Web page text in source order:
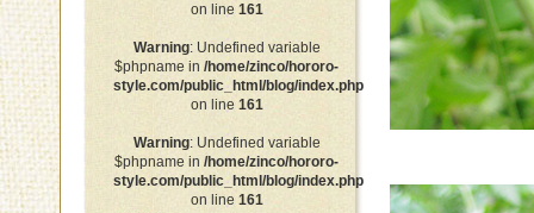
on line 161
Warning: Undefined variable
$phpname in /home/zinco/hororo-
style.com/public_html/blog/index.php
on line 161
Warning: Undefined variable
$phpname in /home/zinco/hororo-
style.com/public_html/blog/index.php
on line 161